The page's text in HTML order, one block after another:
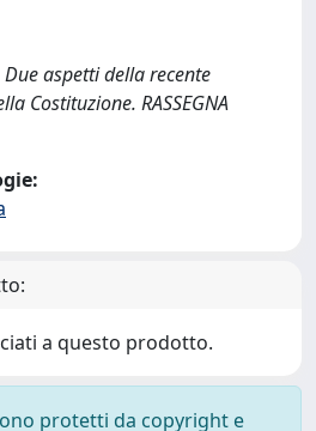
aspetti della recente
Costituzione. RASSEGNA
a questo prodotto.
protetti da copyright e